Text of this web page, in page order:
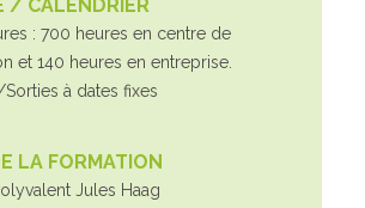
/ CALENDRIER
: 700 heures en centre de
et 140 heures en entreprise.
Sorties à dates fixes
LA FORMATION
Jules Haag